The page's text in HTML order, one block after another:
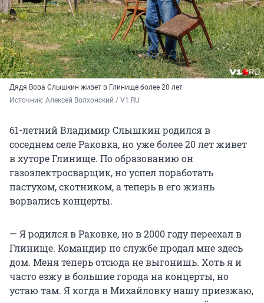
Дядя Вова Слышкин живет в Глинище более 20 лет
Источник: Алексей Волхонский / V1.RU
61-летний Владимир Слышкин родился в
соседнем селе Раковка, но уже более 20 лет живет
в хуторе Глинище. По образованию он
газоэлектросварщик, но успел поработать
пастухом, скотником, а теперь в его жизнь
ворвались концерты.
— Я родился в Раковке, но в 2000 году переехал в
Глинище. Командир по службе продал мне здесь
дом. Меня теперь отсюда не выгонишь. Хоть я и
часто езжу в большие города на концерты, но
устаю там. Я когда в Михайловку нашу приезжаю,